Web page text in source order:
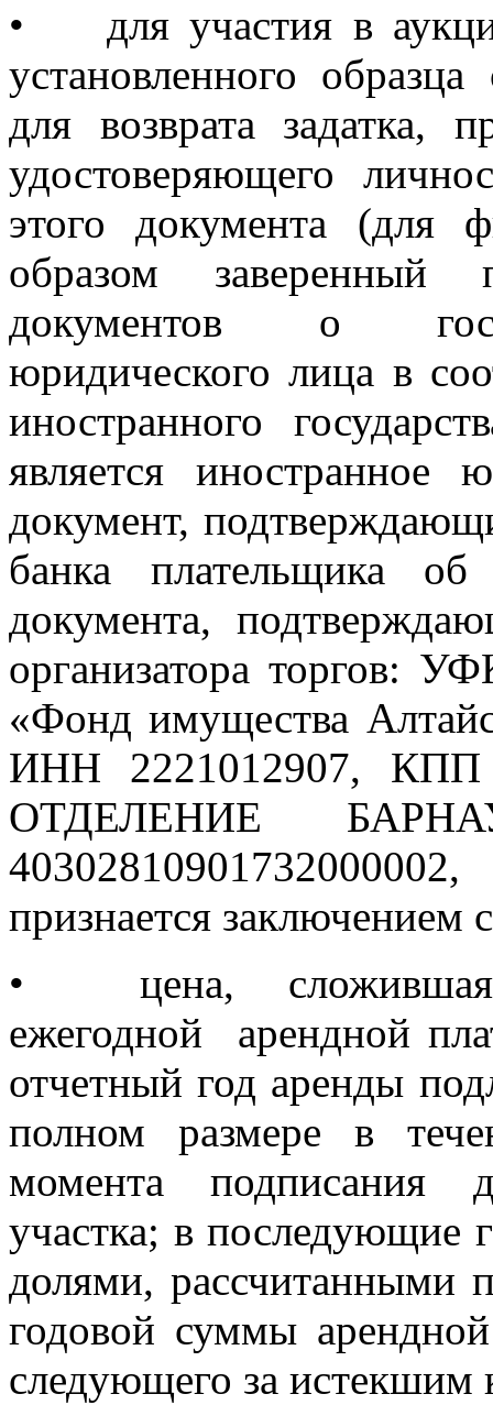
•
для участия в
установленного
для возврата задатка,
удостоверяющего
этого документа (для
образом
документов о
юридического лица в
иностранного
является иностранное
документ,
банка плательщика об
документа,
организатора торгов:
«Фонд имущества
ИНН 2221012907, КПП
ОТДЕЛЕНИЕ
признается заключением
•
цена,
ежегодной арендной
отчетный год аренды
полном размере в
момента подписания
участка; в последующие
долями, рассчитанными
годовой суммы
следующего за истекшим